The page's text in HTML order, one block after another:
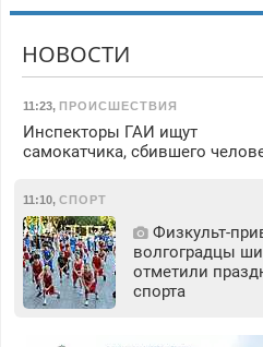
НОВОСТИ
11:23, ПРОИСШЕСТВИЯ
Инспекторы ГАИ ищут
самокатчика, сбившего
11:10, СПОРТ
волгоградцы
отметили
спорта